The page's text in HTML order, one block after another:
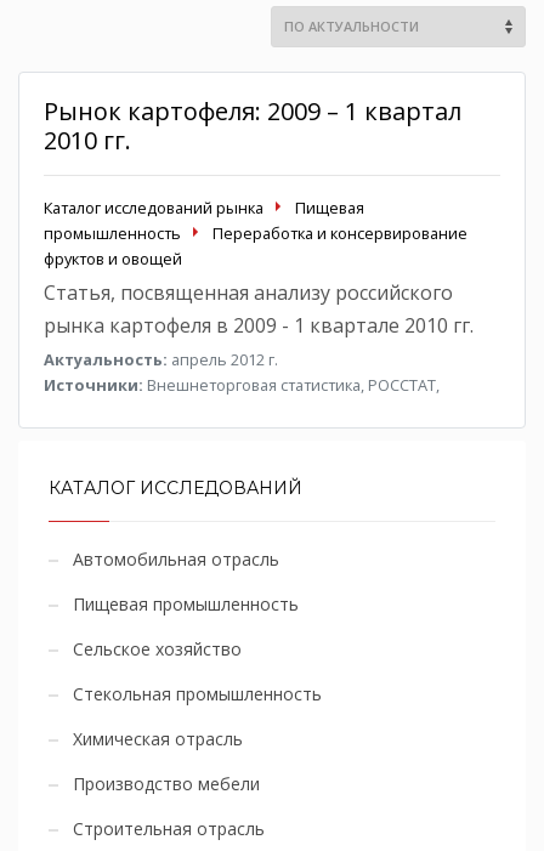
Рынок картофеля: 2009 – 1 квартал
2010 гг.
Каталог исследований рынка
Пищевая
промышленность
Переработка и консервирование
фруктов и овощей
Статья, посвященная анализу российского
рынка картофеля в 2009 - 1 квартале 2010 гг.
Актуальность: апрель 2012 г.
Источники: Внешнеторговая статистика, РОССТАТ,
КАТАЛОГ ИССЛЕДОВАНИЙ
Автомобильная отрасль
Пищевая промышленность
Сельское хозяйство
Стекольная промышленность
Химическая отрасль
Производство мебели
Строительная отрасль